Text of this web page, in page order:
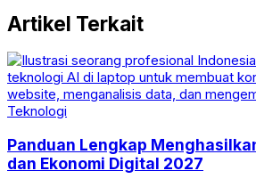
Artikel Terkait
Teknologi
Panduan Lengkap
dan Ekonomi Digital 2027